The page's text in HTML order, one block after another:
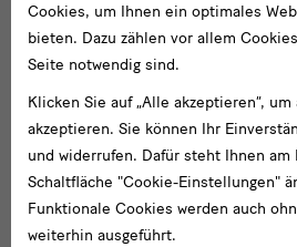
Cookies, um Ihnen ein optimales
bieten. Dazu zählen vor allem
Seite notwendig sind.
Klicken Sie auf „Alle akzeptieren“,
akzeptieren. Sie können Ihr
und widerrufen. Dafür steht Ihnen am
Schaltfläche "Cookie-Einstellungen"
Funktionale Cookies werden auch
weiterhin ausgeführt.